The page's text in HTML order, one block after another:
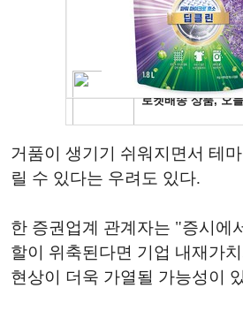
거품이 생기기 쉬워지면서 테
릴 수 있다는 우려도 있다.
한 증권업계 관계자는 "증시에
할이 위축된다면 기업 내재가
현상이 더욱 가열될 가능성이